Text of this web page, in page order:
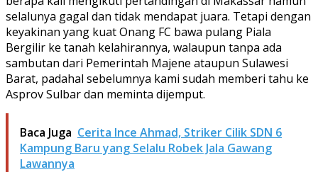
selalunya gagal dan tidak mendapat juara. Tetapi dengan
keyakinan yang kuat Onang FC bawa pulang Piala
Bergilir ke tanah kelahirannya, walaupun tanpa ada
sambutan dari Pemerintah Majene ataupun Sulawesi
Barat, padahal sebelumnya kami sudah memberi tahu ke
Asprov Sulbar dan meminta dijemput.
Baca Juga Cerita Ince Ahmad, Striker Cilik SDN 6
Kampung Baru yang Selalu Robek Jala Gawang
Lawannya